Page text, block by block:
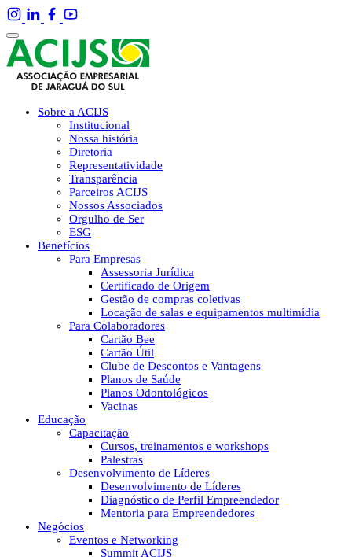
Sobre a ACIJS
Institucional
Nossa história
Diretoria
Representatividade
Transparência
Parceiros ACIJS
Nossos Associados
Orgulho de Ser
ESG
Benefícios
Para Empresas
Assessoria Jurídica
Certificado de Origem
Gestão de compras coletivas
Locação de salas e equipamentos multimídia
Para Colaboradores
Cartão Bee
Cartão Útil
Clube de Descontos e Vantagens
Planos de Saúde
Planos Odontológicos
Vacinas
Educação
Capacitação
Cursos, treinamentos e workshops
Palestras
Desenvolvimento de Líderes
Desenvolvimento de Líderes
Diagnóstico de Perfil Empreendedor
Mentoria para Empreendedores
Negócios
Eventos e Networking
Summit ACIJS